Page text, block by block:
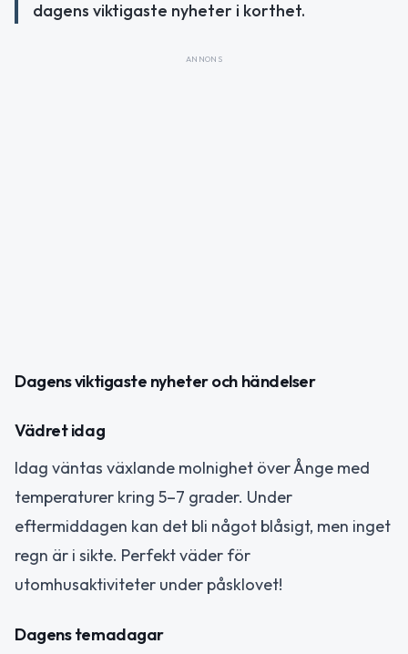
dagens viktigaste nyheter i korthet.
ANNONS
Dagens viktigaste nyheter och händelser
Vädret idag
Idag väntas växlande molnighet över Ånge med
temperaturer kring 5–7 grader. Under
eftermiddagen kan det bli något blåsigt, men inget
regn är i sikte. Perfekt väder för
utomhusaktiviteter under påsklovet!
Dagens temadagar